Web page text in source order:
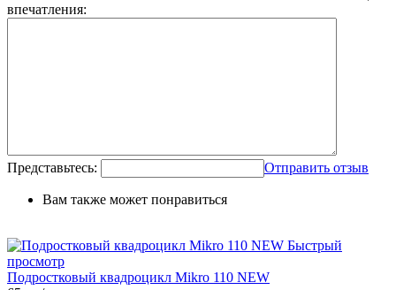
впечатления:
Представьтесь: Отправить отзыв
Вам также может понравиться
Быстрый
просмотр
Подростковый квадроцикл Mikro 110 NEW